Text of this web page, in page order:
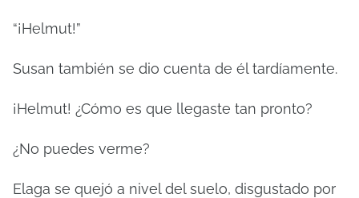
“¡Helmut!”
Susan también se dio cuenta de él tardíamente.
¡Helmut! ¿Cómo es que llegaste tan pronto?
¿No puedes verme?
Elaga se quejó a nivel del suelo, disgustado por